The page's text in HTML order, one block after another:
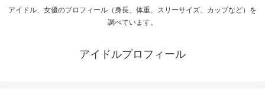
アイドル、女優のプロフィール（身長、体重、スリーサイズ、カップなど）を
調べています。
アイドルプロフィール